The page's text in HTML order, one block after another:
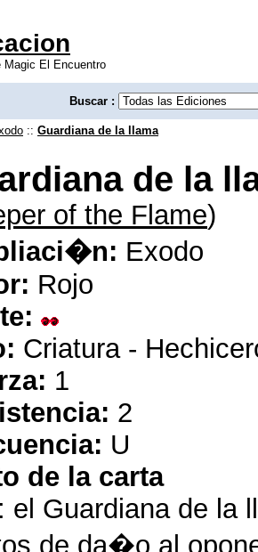
Magic El Encuentro
Buscar :
:: Guardiana de la llama
de la
of the Flame)
Exodo
Rojo
Criatura -
1
2
U
de la carta
el Guardiana de la
de da�o al